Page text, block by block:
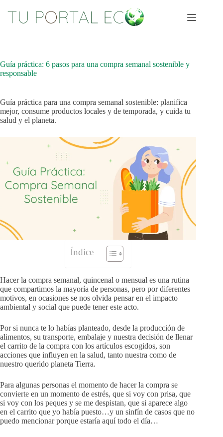
contenido
Guía práctica: 6 pasos para una compra semanal sostenible y
responsable
Guía práctica para una compra semanal sostenible: planifica
mejor, consume productos locales y de temporada, y cuida tu
salud y el planeta.
Índice
Hacer la compra semanal, quincenal o mensual es una rutina
que compartimos la mayoría de personas, pero por diferentes
motivos, en ocasiones se nos olvida pensar en el impacto
ambiental y social que puede tener este acto.
Por si nunca te lo habías planteado, desde la producción de
alimentos, su transporte, embalaje y nuestra decisión de llenar
el carrito de la compra con los artículos escogidos, son
acciones que influyen en la salud, tanto nuestra como de
nuestro querido planeta Tierra.
Para algunas personas el momento de hacer la compra se
convierte en un momento de estrés, que si voy con prisa, que
si voy con los peques y se me despistan, que si aparece algo
en el carrito que yo había puesto…y un sinfín de casos que no
puedo mencionar porque estaría aquí todo el día…